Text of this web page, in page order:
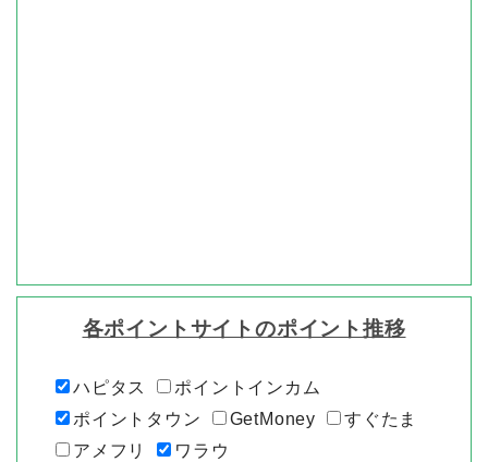
各ポイントサイトのポイント推移
ハピタス
ポイントインカム
ポイントタウン
GetMoney
すぐたま
アメフリ
ワラウ